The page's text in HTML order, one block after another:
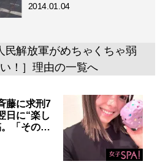
2014.01.04
民解放軍がめちゃくちゃ弱
い！］理由の一覧へ
藤に求刑7
日に“楽し
。「その…